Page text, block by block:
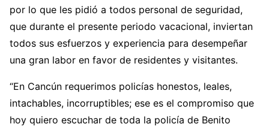
por lo que les pidió a todos personal de seguridad,
que durante el presente periodo vacacional, inviertan
todos sus esfuerzos y experiencia para desempeñar
una gran labor en favor de residentes y visitantes.
“En Cancún requerimos policías honestos, leales,
intachables, incorruptibles; ese es el compromiso que
hoy quiero escuchar de toda la policía de Benito